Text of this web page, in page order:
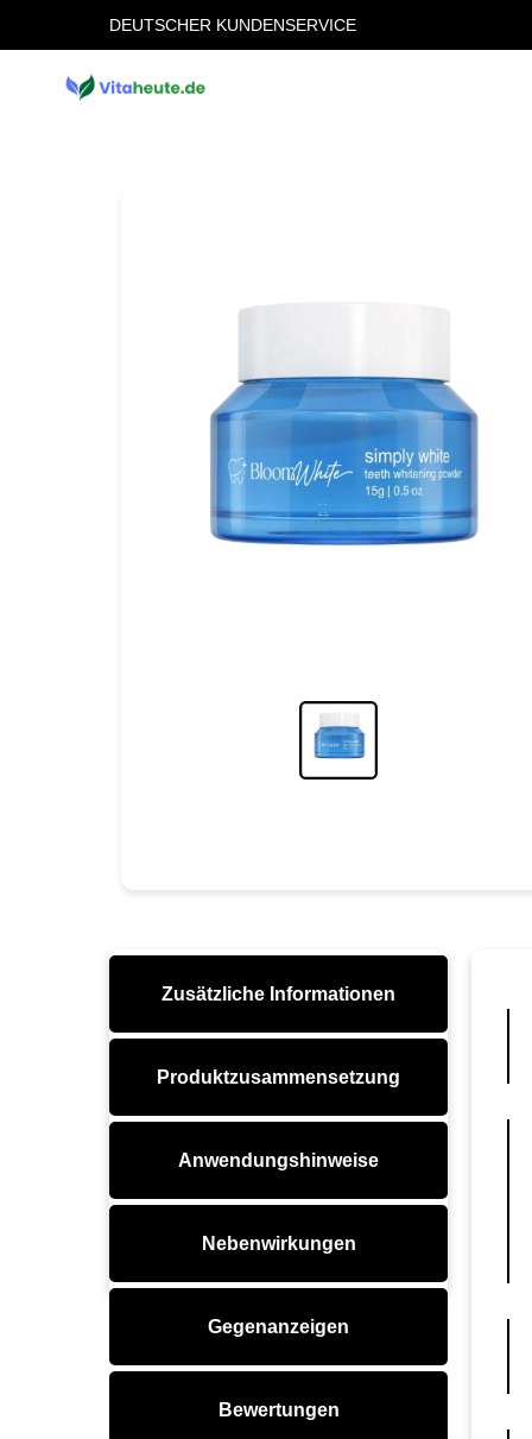
DEUTSCHER KUNDENSERVICE
Zusätzliche Informationen
Produktzusammensetzung
Anwendungshinweise
Nebenwirkungen
Gegenanzeigen
Bewertungen